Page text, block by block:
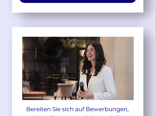
Bereiten Sie sich auf Bewerbungen,